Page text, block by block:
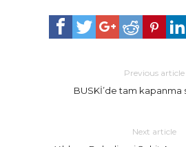
Previous article
BUSKİ’de tam
Next article